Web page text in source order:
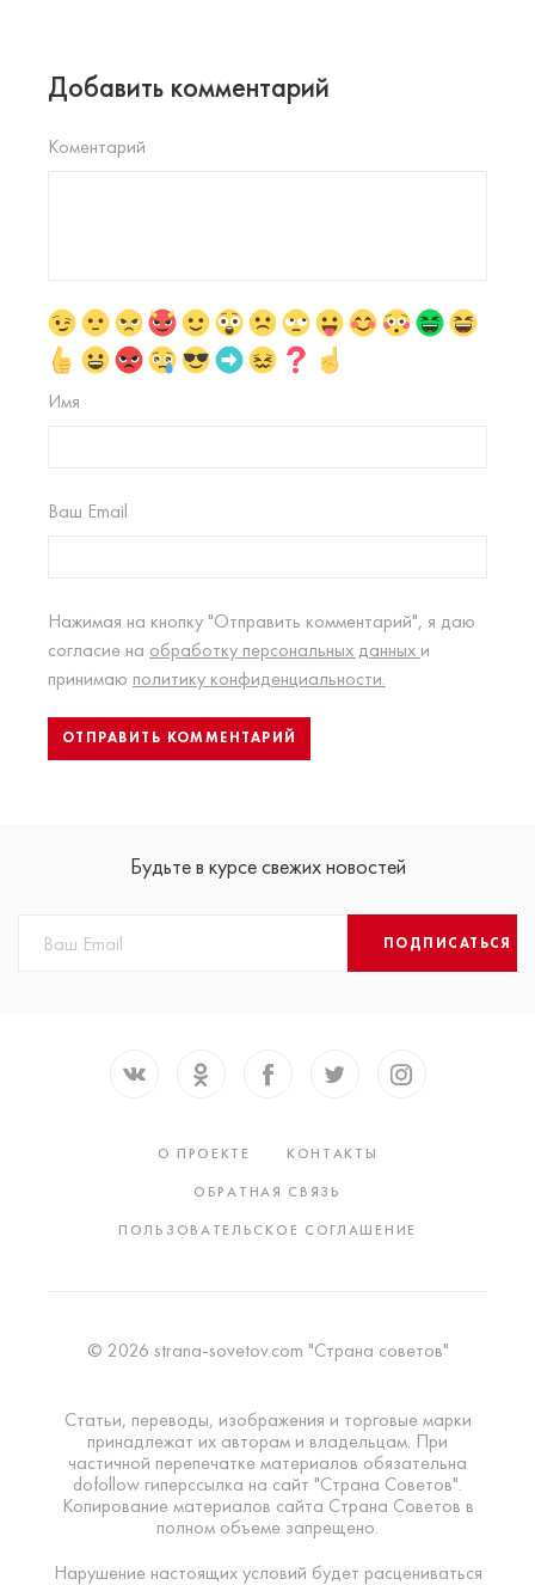
Добавить комментарий
Коментарий
Имя
Ваш Email
Нажимая на кнопку "Отправить комментарий", я даю
согласие на обработку персональных данных и
принимаю политику конфиденциальности.
Будьте в курсе свежих новостей
ПОДПИСАТЬСЯ
О ПРОЕКТЕ
КОНТАКТЫ
ОБРАТНАЯ СВЯЗЬ
ПОЛЬЗОВАТЕЛЬСКОЕ СОГЛАШЕНИЕ
© 2026 strana-sovetov.com "Страна советов"
Статьи, переводы, изображения и торговые марки
принадлежат их авторам и владельцам. При
частичной перепечатке материалов обязательна
dofollow гиперссылка на сайт "Страна Советов".
Копирование материалов сайта Страна Советов в
полном объеме запрещено.
Нарушение настоящих условий будет расцениваться